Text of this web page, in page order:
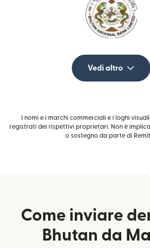
Vedi altro
I nomi e i marchi commerciali e i loghi
registrati dei rispettivi proprietari. Non è
o sostegno da parte di
Come inviare
Bhutan da